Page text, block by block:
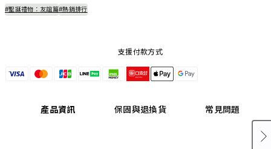
#聖誕禮物：友誼篇#熱銷排行
支援付款方式
產品資訊 保固與退換貨 常見問題